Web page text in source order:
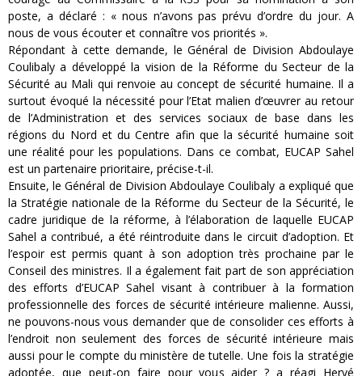
poste, a déclaré : « nous n’avons pas prévu d’ordre du jour. A
nous de vous écouter et connaître vos priorités ».
Répondant à cette demande, le Général de Division Abdoulaye
Coulibaly a développé la vision de la Réforme du Secteur de la
Sécurité au Mali qui renvoie au concept de sécurité humaine. Il a
surtout évoqué la nécessité pour l’Etat malien d’œuvrer au retour
de l’Administration et des services sociaux de base dans les
régions du Nord et du Centre afin que la sécurité humaine soit
une réalité pour les populations. Dans ce combat, EUCAP Sahel
est un partenaire prioritaire, précise-t-il.
Ensuite, le Général de Division Abdoulaye Coulibaly a expliqué que
la Stratégie nationale de la Réforme du Secteur de la Sécurité, le
cadre juridique de la réforme, à l’élaboration de laquelle EUCAP
Sahel a contribué, a été réintroduite dans le circuit d’adoption. Et
l’espoir est permis quant à son adoption très prochaine par le
Conseil des ministres. Il a également fait part de son appréciation
des efforts d’EUCAP Sahel visant à contribuer à la formation
professionnelle des forces de sécurité intérieure malienne. Aussi,
ne pouvons-nous vous demander que de consolider ces efforts à
l’endroit non seulement des forces de sécurité intérieure mais
aussi pour le compte du ministère de tutelle. Une fois la stratégie
adoptée, que peut-on faire pour vous aider ? a réagi Hervé